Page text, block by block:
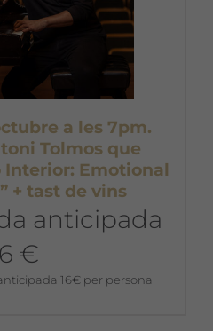
a les 7pm.
Tolmos que
Interior: Emotional
+ tast de vins
anticipada
€
16€ per persona